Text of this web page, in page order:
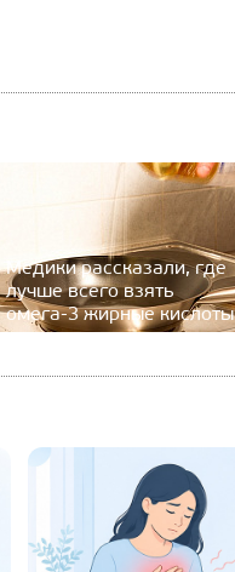
Медики рассказали, где
лучше всего взять
омега-3 жирные кислоты